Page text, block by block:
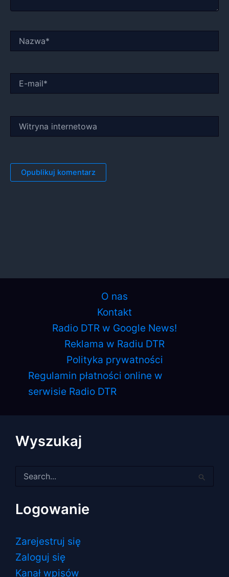
mail*
internetowa
O nas
Kontakt
Radio DTR w Google News!
Reklama w Radiu DTR
Polityka prywatności
Regulamin płatności online w
serwisie Radio DTR
Wyszukaj
dla:
Logowanie
Zarejestruj się
Zaloguj się
Kanał wpisów